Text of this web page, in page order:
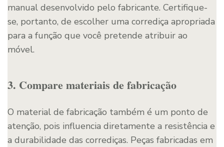
manual desenvolvido pelo fabricante. Certifique-
se, portanto, de escolher uma corrediça apropriada
para a função que você pretende atribuir ao
móvel.
3. Compare materiais de fabricação
O material de fabricação também é um ponto de
atenção, pois influencia diretamente a resistência e
a durabilidade das corrediças. Peças fabricadas em